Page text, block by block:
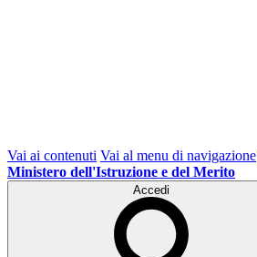
Vai ai contenuti Vai al menu di navigazione
Ministero dell'Istruzione e del Merito
Accedi